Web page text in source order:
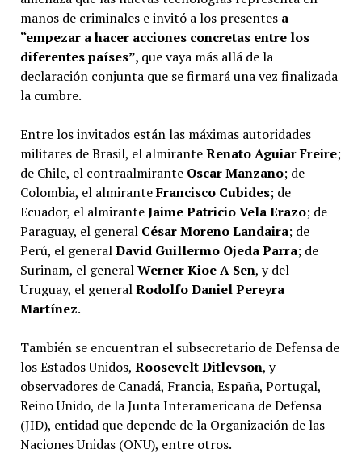
manos de criminales e invitó a los presentes a
“empezar a hacer acciones concretas entre los
diferentes países”, que vaya más allá de la
declaración conjunta que se firmará una vez finalizada
la cumbre.
Entre los invitados están las máximas autoridades
militares de Brasil, el almiranteRenato Aguiar Freire;
de Chile, el contraalmirante Oscar Manzano; de
Colombia, el almiranteFrancisco Cubides; de
Ecuador, el almiranteJaime Patricio Vela Erazo; de
Paraguay, el general César Moreno Landaira; de
Perú, el generalDavid Guillermo Ojeda Parra; de
Surinam, el generalWerner Kioe A Sen, y del
Uruguay, el generalRodolfoDaniel Pereyra
Martínez.
También se encuentran el subsecretario de Defensa de
los Estados Unidos, Roosevelt Ditlevson, y
observadores de Canadá, Francia, España, Portugal,
Reino Unido, de la Junta Interamericana de Defensa
(JID), entidad que depende de la Organización de las
Naciones Unidas (ONU), entre otros.